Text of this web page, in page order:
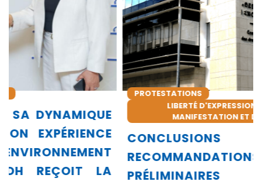
CONCLUSIONS ET
RECOMMANDATIONS
PRÉLIMINAIRES DU CONSEIL
PROTESTATIONS
LIBERTÉ D'EXPRESSION, DE RÉUNION, DE
MANIFESTATION ET D'ASSOCIATION